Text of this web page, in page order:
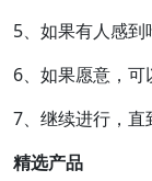
5、如果有人感
6、如果愿意，可
7、继续进行，直
精选产品